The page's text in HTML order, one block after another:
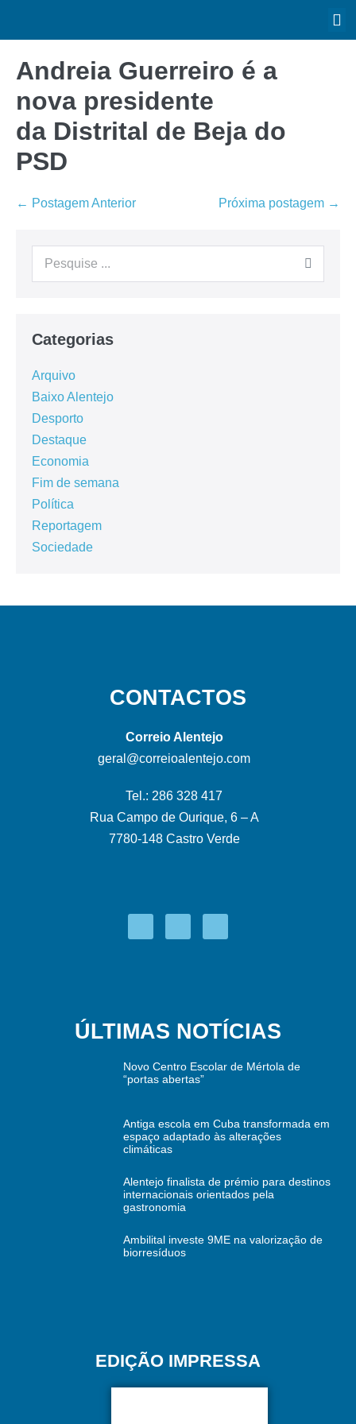
Andreia Guerreiro é a
nova presidente
da Distrital de Beja do
PSD
← Postagem Anterior Próxima postagem →
Categorias
Arquivo
Baixo Alentejo
Desporto
Destaque
Economia
Fim de semana
Política
Reportagem
Sociedade
CONTACTOS
Correio Alentejo
geral@correioalentejo.com
Tel.: 286 328 417
Rua Campo de Ourique, 6 – A
7780-148 Castro Verde
ÚLTIMAS NOTÍCIAS
Novo Centro Escolar de Mértola de
“portas abertas”
Antiga escola em Cuba transformada em
espaço adaptado às alterações
climáticas
Alentejo finalista de prémio para destinos
internacionais orientados pela
gastronomia
Ambilital investe 9ME na valorização de
biorresíduos
EDIÇÃO IMPRESSA